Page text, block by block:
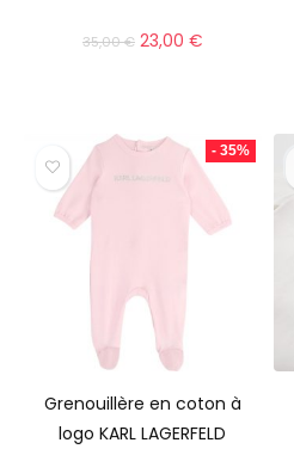
35,00€ 23,00 €
- 35%
Grenouillère en coton à
logo KARL LAGERFELD